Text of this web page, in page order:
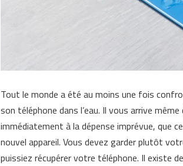
Tout le monde a été au moins une fois
son téléphone dans l’eau. Il vous arrive
immédiatement à la dépense imprévue, que
nouvel appareil. Vous devez garder plutôt
puissiez récupérer votre téléphone. Il existe